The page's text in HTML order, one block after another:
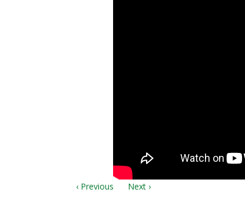
‹ Previous Next ›